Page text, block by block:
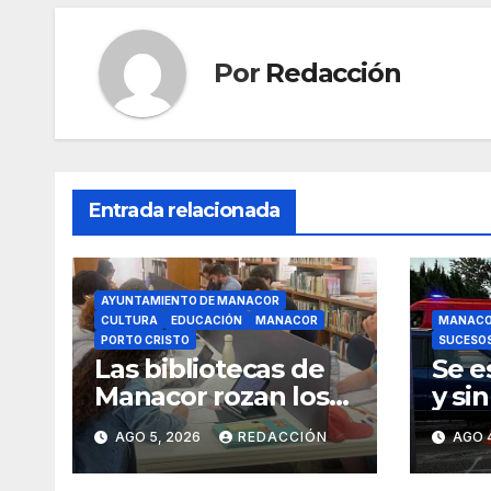
o
k
Por Redacción
Entrada relacionada
AYUNTAMIENTO DE MANACOR
CULTURA
EDUCACIÓN
MANACOR
PORTO CRISTO
Las bibliotecas de
Manacor rozan los
18.000 usuarios
AGO 5, 2026 REDACCIÓN
Se
y
unAGO